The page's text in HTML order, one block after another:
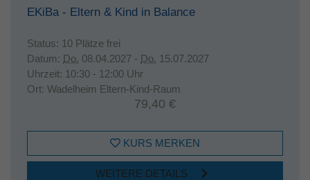
EKiBa - Eltern & Kind in Balance
Status: 10 Plätze frei
Datum: Do. 08.04.2027 - Do. 15.07.2027
Uhrzeit: 10:30 - 12:00 Uhr
Ort: Wadelheim Eltern-Kind-Raum
79,40 €
KURS MERKEN
WEITERE DETAILS